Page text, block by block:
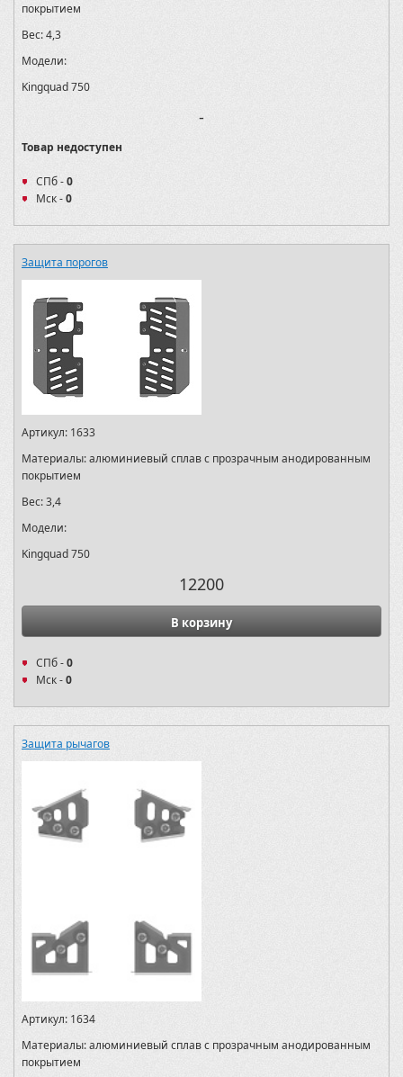
покрытием
Вес:4,3
Модели:
Kingquad 750
-
Товар недоступен
СПб -0
Мск -0
Защита порогов
Артикул: 1633
Материалы:алюминиевый сплав с прозрачным анодированным
покрытием
Вес:3,4
Модели:
Kingquad 750
12200
В корзину
СПб -0
Мск -0
Защита рычагов
Артикул: 1634
Материалы:алюминиевый сплав с прозрачным анодированным
покрытием